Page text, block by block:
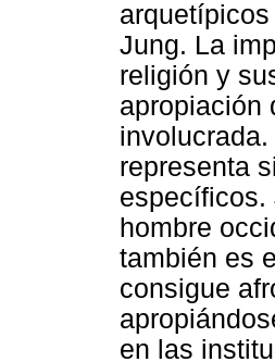
Jung. La
religión y
apropiación
representa
específicos.
hombre
también es
consigue
en las